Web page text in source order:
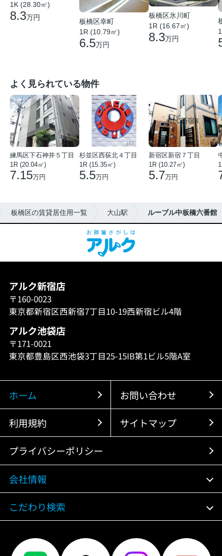
1K (28.30㎡)
8.3万円
板橋区幸町
1R (10.79㎡)
6.5万円
板橋区氷川町
1R (16.67㎡)
8.3万円
よく見られている物件
練馬区下石神井５丁目
1R (20.04㎡)
7.15万円
杉並区西荻北４丁目
1R (15.35㎡)
5.5万円
新宿区新宿７丁目
1R (10.27㎡)
5.7万円
板橋区の賃貸居住用一覧 大山駅 ルーブル中板橋六番館
アルク新宿店
〒160-0023
東京都新宿区西新宿7丁目10-19西新宿ビル4階
アルク池袋店
〒171-0021
東京都豊島区西池袋3丁目25-15IB第1ビル5階A室
ホーム お問い合わせ
利用規約 サイトマップ
プライバシーポリシー
会社情報
こだわり検索